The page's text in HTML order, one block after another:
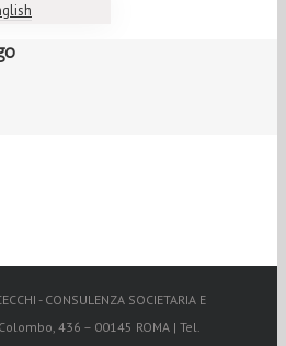
- CONSULENZA SOCIETARIA E
436 – 00145 ROMA | Tel.